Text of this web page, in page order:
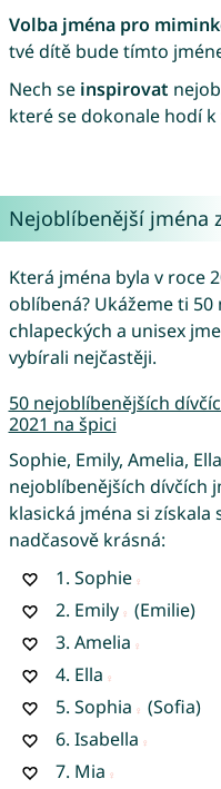
Volba jména pro
tvé dítě bude tímto
Nech se inspirovat
které se dokonale hodí
Nejoblíbenější jména
Která jména byla v roce
oblíbená? Ukážeme ti
chlapeckých a unisex
vybírali nejčastěji.
50 nejoblíbenějších
2021 na špici
Sophie, Emily, Amelia,
nejoblíbenějších dívčích
klasická jména si
nadčasově krásná:
1. Sophie
2. Emily
(Emilie)
3. Amelia
4. Ella
5. Sophia
(Sofia)
6. Isabella
7. Mia